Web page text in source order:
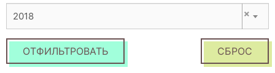
×
2018
ОТФИЛЬТРОВАТЬ СБРОС